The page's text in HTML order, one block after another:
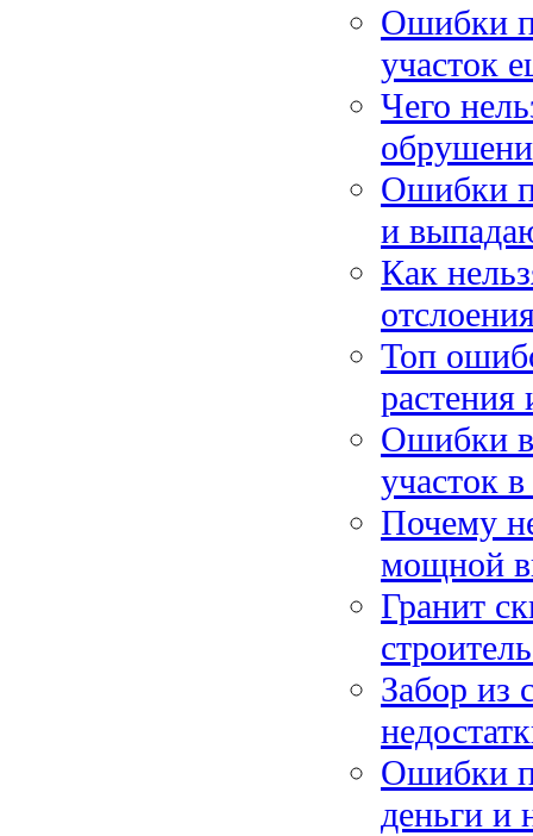
Ошибки
участок
Чего
Ошибки
и
Как
Топ
растения
Ошибки в
участок
Почему
мощной
Гранит
Забор из
Ошибки
деньги и